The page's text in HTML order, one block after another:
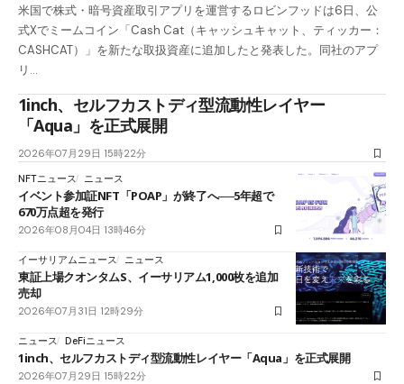
米国で株式・暗号資産取引アプリを運営するロビンフッドは6日、公
式Xでミームコイン「Cash Cat（キャッシュキャット、ティッカー：
CASHCAT）」を新たな取扱資産に追加したと発表した。同社のアプ
リ…
1inch、セルフカストディ型流動性レイヤー
「Aqua」を正式展開
2026年07月29日 15時22分
NFTニュース
ニュース
イベント参加証NFT「POAP」が終了へ──5年超で
670万点超を発行
2026年08月04日 13時46分
イーサリアムニュース ニュース
東証上場クオンタムS、イーサリアム1,000枚を追加
売却
2026年07月31日 12時29分
ニュース DeFiニュース
1inch、セルフカストディ型流動性レイヤー「Aqua」を正式展開
2026年07月29日 15時22分